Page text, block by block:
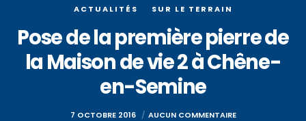
ACTUALITÉS SUR LE TERRAIN
Pose de la première pierre de
la Maison de vie 2 à Chêne-
en-Semine
7 OCTOBRE 2016 AUCUN COMMENTAIRE